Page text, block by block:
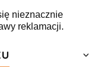
nieznacznie
reklamacji.